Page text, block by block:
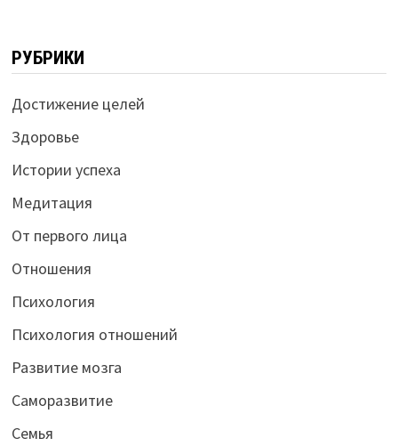
РУБРИКИ
Достижение целей
Здоровье
Истории успеха
Медитация
От первого лица
Отношения
Психология
Психология отношений
Развитие мозга
Саморазвитие
Семья